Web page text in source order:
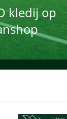
kledij op